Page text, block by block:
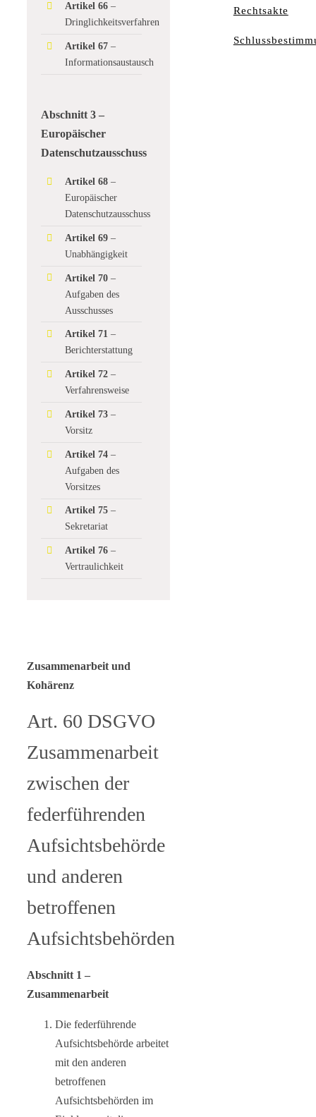
Artikel 66–
Dringlichkeitsverfahren
Artikel 67–
Informationsaustausch
Abschnitt 3 –
Europäischer
Datenschutzausschuss
Artikel 68–
Europäischer
Datenschutzausschuss
Artikel 69–
Unabhängigkeit
Artikel 70–
Aufgaben des
Ausschusses
Artikel 71–
Berichterstattung
Artikel 72–
Verfahrensweise
Artikel 73–
Vorsitz
Artikel 74–
Aufgaben des
Vorsitzes
Artikel 75–
Sekretariat
Artikel 76–
Vertraulichkeit
Zusammenarbeit und
Kohärenz
Art. 60 DSGVO
Zusammenarbeit
zwischen der
federführenden
Aufsichtsbehörde
und anderen
betroffenen
Aufsichtsbehörden
Abschnitt 1 –
Zusammenarbeit
Die federführende
Aufsichtsbehörde arbeitet
mit den anderen
betroffenen
Aufsichtsbehörden im
Rechtsakte